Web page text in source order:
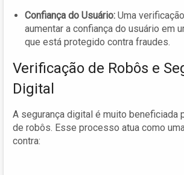
Confiança do Usuário: Uma
aumentar a confiança do usuário em
que está protegido contra fraudes.
Verificação de Robôs e
Digital
A segurança digital é muito beneficiada
de robôs. Esse processo atua como
contra: